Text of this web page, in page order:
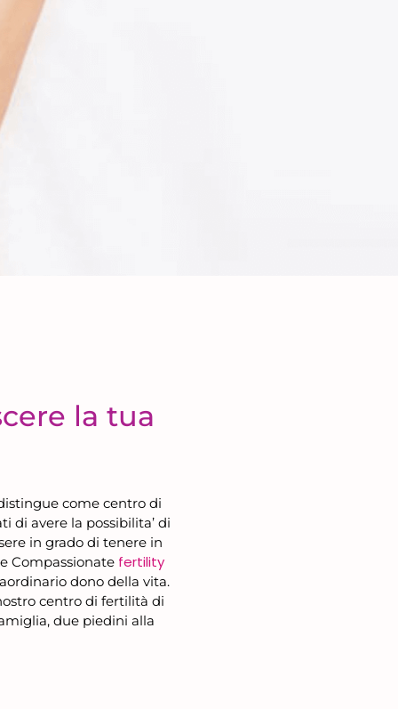
la tua
come centro di
di avere la possibilita’ di
in grado di tenere in
Compassionate fertility
dono della vita.
centro di fertilità di
due piedini alla